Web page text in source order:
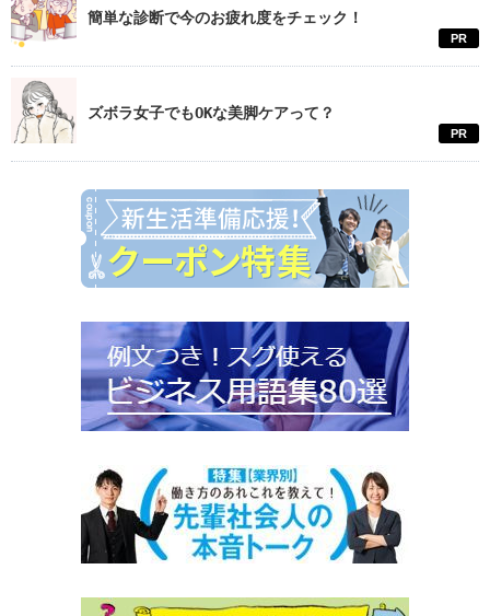
簡単な診断で今のお疲れ度をチェック！
PR
ズボラ女子でもOKな美脚ケアって？
PR